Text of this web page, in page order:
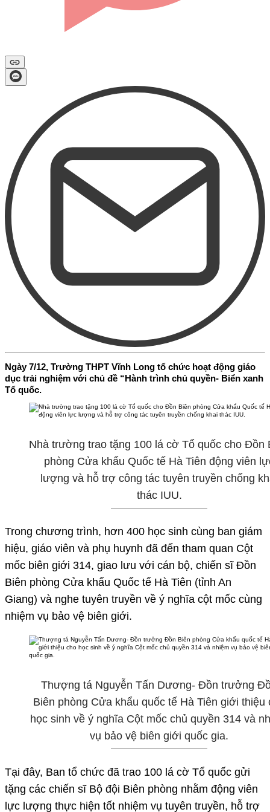
Ngày 7/12, Trường THPT Vĩnh Long tổ chức hoạt động giáo
dục trải nghiệm với chủ đề “Hành trình chủ quyền- Biển xanh
Tổ quốc.
Nhà trường trao tặng 100 lá cờ Tổ quốc cho Đồn
phòng Cửa khẩu Quốc tế Hà Tiên động viên
lượng và hỗ trợ công tác tuyên truyền chống
thác IUU.
Trong chương trình, hơn 400 học sinh cùng ban giám
hiệu, giáo viên và phụ huynh đã đến tham quan Cột
mốc biên giới 314, giao lưu với cán bộ, chiến sĩ Đồn
Biên phòng Cửa khẩu Quốc tế Hà Tiên (tỉnh An
Giang) và nghe tuyên truyền về ý nghĩa cột mốc cùng
nhiệm vụ bảo vệ biên giới.
Thượng tá Nguyễn Tấn Dương- Đồn trưởng
Biên phòng Cửa khẩu quốc tế Hà Tiên giới thiệu
học sinh về ý nghĩa Cột mốc chủ quyền 314 và
vụ bảo vệ biên giới quốc gia.
Tại đây, Ban tổ chức đã trao 100 lá cờ Tổ quốc gửi
tặng các chiến sĩ Bộ đội Biên phòng nhằm động viên
lực lượng thực hiện tốt nhiệm vụ tuyên truyền, hỗ trợ